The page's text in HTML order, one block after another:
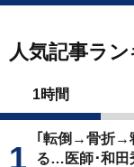
人気記事ラ
1時間
｢転倒→骨折→
る…医師･和田